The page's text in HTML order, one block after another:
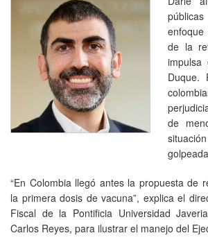
de la
impulsa
Duque.
de
“En Colombia llegó antes la propuesta de
la primera dosis de vacuna”, explica el
Fiscal de la Pontificia Universidad
Carlos Reyes, para ilustrar el manejo del